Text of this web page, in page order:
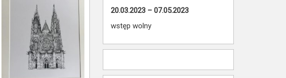
20.03.2023 – 07.05.2023
wstęp wolny